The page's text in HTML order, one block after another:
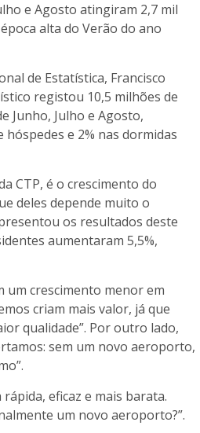
e Agosto atingiram 2,7 mil
alta do Verão do ano
de Estatística, Francisco
registou 10,5 milhões de
Junho, Julho e Agosto,
e 2% nas dormidas
CTP, é o crescimento do
deles depende muito o
os resultados deste
aumentaram 5,5%,
um crescimento menor em
criam mais valor, já que
qualidade”. Por outro lado,
sem um novo aeroporto,
eficaz e mais barata.
um novo aeroporto?”.